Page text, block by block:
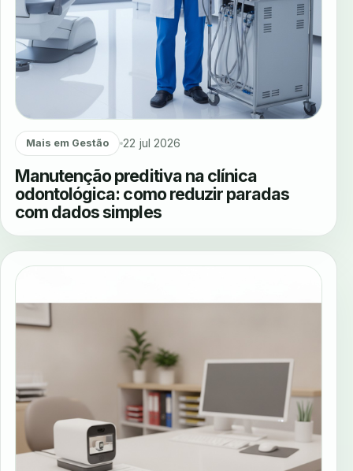
Mais em Gestão 22 jul 2026
Manutenção preditiva na clínica
odontológica: como reduzir paradas
com dados simples